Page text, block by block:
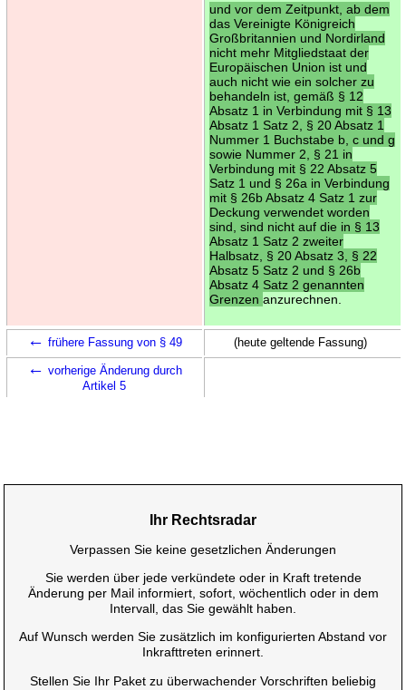
und vor dem Zeitpunkt, ab dem
das Vereinigte Königreich
Großbritannien und Nordirland
nicht mehr Mitgliedstaat der
Europäischen Union ist und
auch nicht wie ein solcher zu
behandeln ist, gemäß § 12
Absatz 1 in Verbindung mit § 13
Absatz 1 Satz 2, § 20 Absatz 1
Nummer 1 Buchstabe b, c und g
sowie Nummer 2, § 21 in
Verbindung mit § 22 Absatz 5
Satz 1 und § 26a in Verbindung
mit § 26b Absatz 4 Satz 1 zur
Deckung verwendet worden
sind, sind nicht auf die in § 13
Absatz 1 Satz 2 zweiter
Halbsatz, § 20 Absatz 3, § 22
Absatz 5 Satz 2 und § 26b
Absatz 4 Satz 2 genannten
Grenzen anzurechnen.
← frühere Fassung von § 49 (heute geltende Fassung)
← vorherige Änderung durch
Artikel 5
Ihr Rechtsradar
Verpassen Sie keine gesetzlichen Änderungen
Sie werden über jede verkündete oder in Kraft tretende
Änderung per Mail informiert, sofort, wöchentlich oder in dem
Intervall, das Sie gewählt haben.
Auf Wunsch werden Sie zusätzlich im konfigurierten Abstand vor
Inkrafttreten erinnert.
Stellen Sie Ihr Paket zu überwachender Vorschriften beliebig